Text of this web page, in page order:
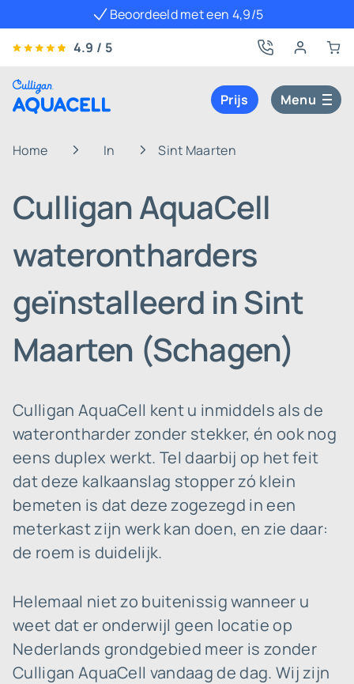
Beoordeeld met een 4,9/5
4.9 / 5
Prijs Menu
Home In Sint Maarten
Culligan AquaCell
waterontharders
geïnstalleerd in Sint
Maarten (Schagen)
Culligan AquaCell kent u inmiddels als de
waterontharder zonder stekker, én ook nog
eens duplex werkt. Tel daarbij op het feit
dat deze kalkaanslag stopper zó klein
bemeten is dat deze zogezegd in een
meterkast zijn werk kan doen, en zie daar:
de roem is duidelijk.
Helemaal niet zo buitenissig wanneer u
weet dat er onderwijl geen locatie op
Nederlands grondgebied meer is zonder
Culligan AquaCell vandaag de dag. Wij zijn